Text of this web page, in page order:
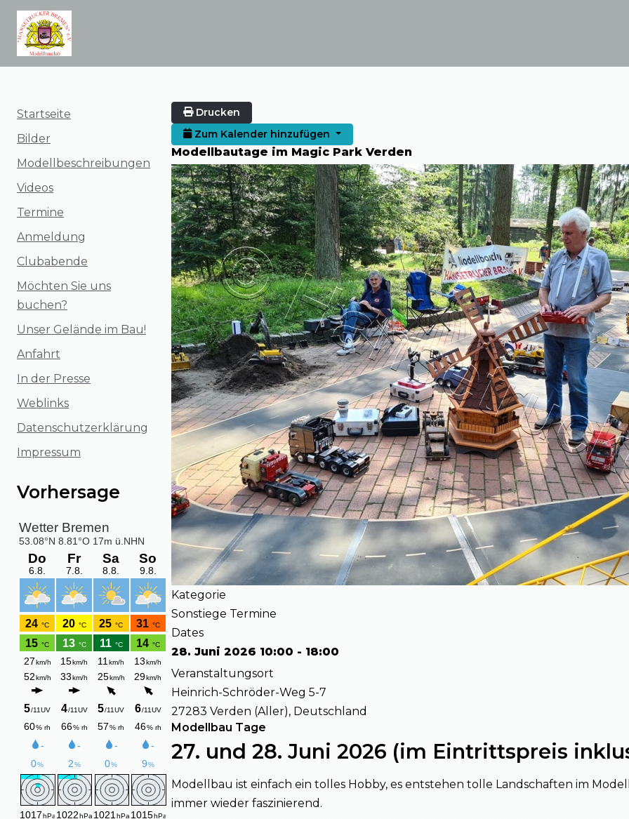
Startseite
Bilder
Modellbeschreibungen
Videos
Termine
Anmeldung
Clubabende
Möchten Sie uns
buchen?
Unser Gelände im Bau!
Anfahrt
In der Presse
Weblinks
Datenschutzerklärung
Impressum
Vorhersage
Drucken
Zum Kalender hinzufügen
Modellbautage im Magic Park Verden
Kategorie
Sonstiege Termine
Dates
28. Juni 2026 10:00 - 18:00
Veranstaltungsort
Heinrich-Schröder-Weg 5-7
27283 Verden (Aller), Deutschland
Modellbau Tage
27. und 28. Juni 2026 (im Eintrittspreis
Modellbau ist einfach ein tolles Hobby, es entstehen tolle Landschaften im
immer wieder faszinierend.